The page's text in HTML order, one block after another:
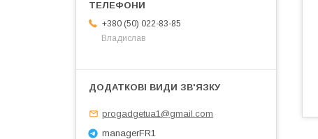
+380 (50) 022-83-85
Владислав
progadgetua1@gmail.com
managerFR1